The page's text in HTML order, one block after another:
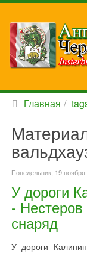
Главная
Понедельник, 19
У дороги
-
снаряд
У дороги